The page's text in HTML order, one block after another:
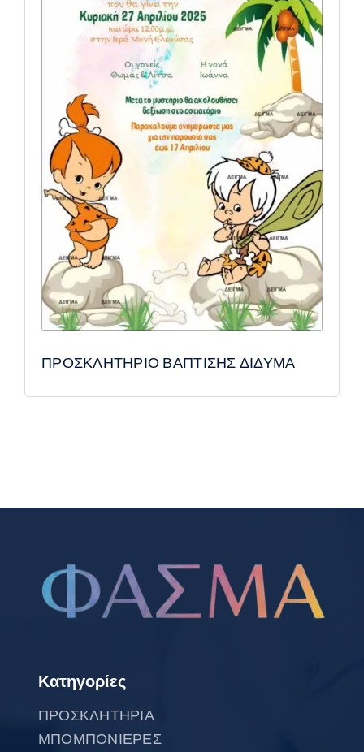
ΠΡΟΣΚΛΗΤΗΡΙΟ ΒΑΠΤΙΣΗΣ ΔΙΔΥΜΑ
Κατηγορίες
ΠΡΟΣΚΛΗΤΗΡΙΑ
ΜΠΟΜΠΟΝΙΕΡΕΣ